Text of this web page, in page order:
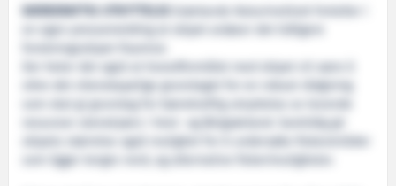
BÆREKRAFTIG UTNYTTELSE Grønlands Naturinstitutt forteller i
en egen pressemelding at skipet avløser det tidligere
forskningsskipet Paamiut.
Der heter det også at hovedformålet med skipet vil være å
sikre det vitenskapelige grunnlaget for en robust rådgiving
som skal gi grunnlag for bærekraftig utnyttelse av levende
ressurser utenskjærs i Vest- og Østgrønland. Samtidig gir
skipets størrelse også mulighet for å undersøke fiskeområder
som ligger lengre nord, og alternative fiskerimuligheter.